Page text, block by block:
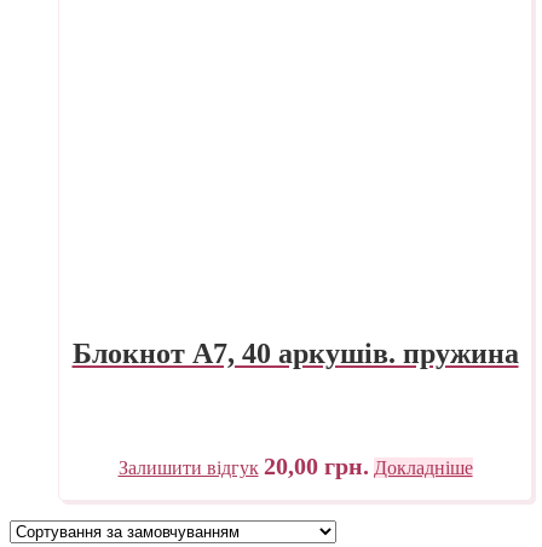
Блокнот А7, 40 аркушів. пружина
Залишити відгук 20,00 грн. Докладніше